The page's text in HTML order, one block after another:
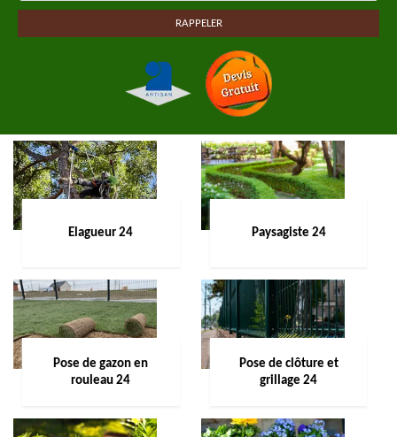
Elagueur 24 Paysagiste 24
Pose de gazon en
rouleau 24
Pose de clôture et
grillage 24